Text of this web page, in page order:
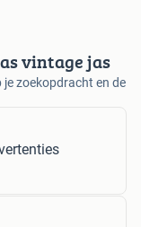
vintage jas
zoekopdracht en de